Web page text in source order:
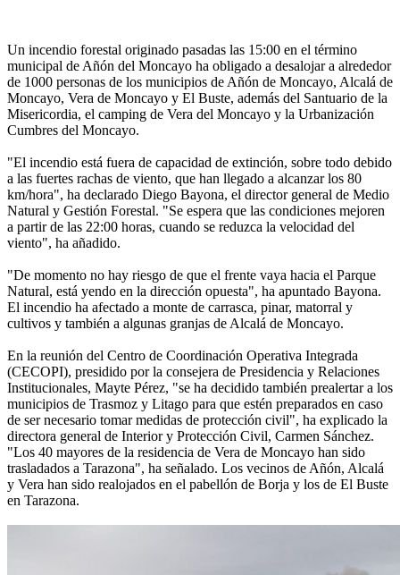
Un incendio forestal originado pasadas las 15:00 en el término
municipal de Añón del Moncayo ha obligado a desalojar a alrededor
de 1000 personas de los municipios de Añón de Moncayo, Alcalá de
Moncayo, Vera de Moncayo y El Buste, además del Santuario de la
Misericordia, el camping de Vera del Moncayo y la Urbanización
Cumbres del Moncayo.
"El incendio está fuera de capacidad de extinción, sobre todo debido
a las fuertes rachas de viento, que han llegado a alcanzar los 80
km/hora", ha declarado Diego Bayona, el director general de Medio
Natural y Gestión Forestal. "Se espera que las condiciones mejoren
a partir de las 22:00 horas, cuando se reduzca la velocidad del
viento", ha añadido.
"De momento no hay riesgo de que el frente vaya hacia el Parque
Natural, está yendo en la dirección opuesta", ha apuntado Bayona.
El incendio ha afectado a monte de carrasca, pinar, matorral y
cultivos y también a algunas granjas de Alcalá de Moncayo.
En la reunión del Centro de Coordinación Operativa Integrada
(CECOPI), presidido por la consejera de Presidencia y Relaciones
Institucionales, Mayte Pérez, "se ha decidido también prealertar a los
municipios de Trasmoz y Litago para que estén preparados en caso
de ser necesario tomar medidas de protección civil", ha explicado la
directora general de Interior y Protección Civil, Carmen Sánchez.
"Los 40 mayores de la residencia de Vera de Moncayo han sido
trasladados a Tarazona", ha señalado. Los vecinos de Añón, Alcalá
y Vera han sido realojados en el pabellón de Borja y los de El Buste
en Tarazona.